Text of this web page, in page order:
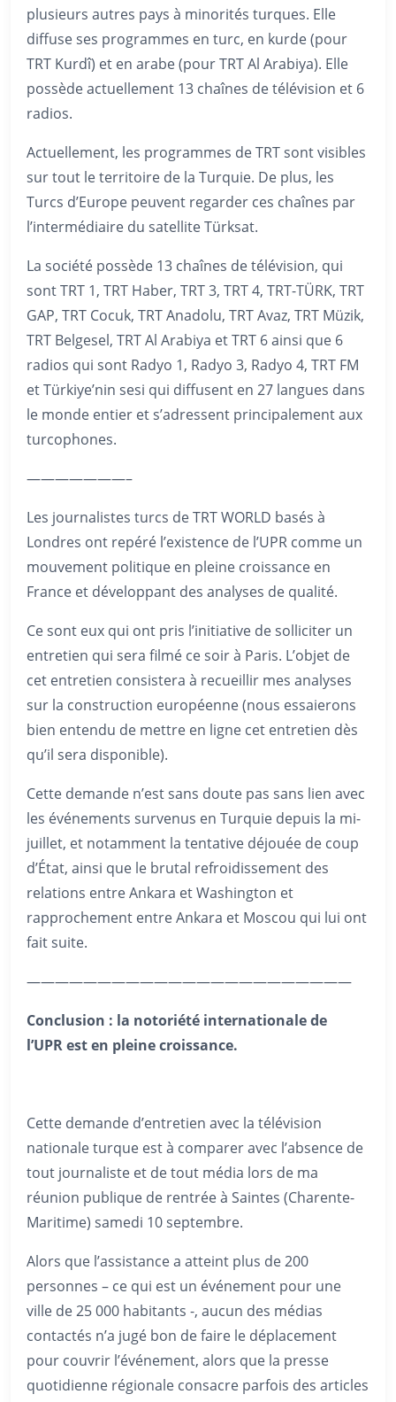
plusieurs autres pays à minorités turques. Elle
diffuse ses programmes en turc, en kurde (pour
TRT Kurdî) et en arabe (pour TRT Al Arabiya). Elle
possède actuellement 13 chaînes de télévision et 6
radios.
Actuellement, les programmes de TRT sont visibles
sur tout le territoire de la Turquie. De plus, les
Turcs d’Europe peuvent regarder ces chaînes par
l’intermédiaire du satellite Türksat.
La société possède 13 chaînes de télévision, qui
sont TRT 1, TRT Haber, TRT 3, TRT 4, TRT-TÜRK, TRT
GAP, TRT Cocuk, TRT Anadolu, TRT Avaz, TRT Müzik,
TRT Belgesel, TRT Al Arabiya et TRT 6 ainsi que 6
radios qui sont Radyo 1, Radyo 3, Radyo 4, TRT FM
et Türkiye’nin sesi qui diffusent en 27 langues dans
le monde entier et s’adressent principalement aux
turcophones.
———————–
Les journalistes turcs de TRT WORLD basés à
Londres ont repéré l’existence de l’UPR comme un
mouvement politique en pleine croissance en
France et développant des analyses de qualité.
Ce sont eux qui ont pris l’initiative de solliciter un
entretien qui sera filmé ce soir à Paris. L’objet de
cet entretien consistera à recueillir mes analyses
sur la construction européenne (nous essaierons
bien entendu de mettre en ligne cet entretien dès
qu’il sera disponible).
Cette demande n’est sans doute pas sans lien avec
les événements survenus en Turquie depuis la mi-
juillet, et notamment la tentative déjouée de coup
d’État, ainsi que le brutal refroidissement des
relations entre Ankara et Washington et
rapprochement entre Ankara et Moscou qui lui ont
fait suite.
———————————————————————
Conclusion : la notoriété internationale de
l’UPR est en pleine croissance.
Cette demande d’entretien avec la télévision
nationale turque est à comparer avec l’absence de
tout journaliste et de tout média lors de ma
réunion publique de rentrée à Saintes (Charente-
Maritime) samedi 10 septembre.
Alors que l’assistance a atteint plus de 200
personnes – ce qui est un événement pour une
ville de 25 000 habitants -, aucun des médias
contactés n’a jugé bon de faire le déplacement
pour couvrir l’événement, alors que la presse
quotidienne régionale consacre parfois des articles